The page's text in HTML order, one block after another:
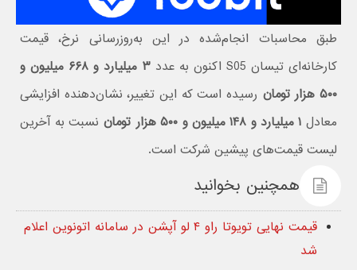
طبق محاسبات انجام‌شده در این به‌روزرسانی نرخ، قیمت
کارخانه‌ای تیسان S05 اکنون به عدد
۳ میلیارد و ۶۶۸ میلیون و
۵۰۰ هزار تومان
رسیده است که این تغییر، نشان‌دهنده افزایشی
معادل ۱ میلیارد و ۱۴۸ میلیون و ۵۰۰ هزار تومان
نسبت به آخرین
لیست قیمت‌های پیشین شرکت است.
همچنین بخوانید
قیمت نهایی تویوتا راو ۴ لو آپشن در سامانه اتونوین اعلام
شد